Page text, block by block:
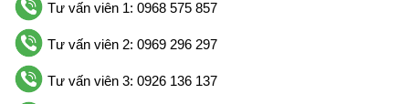
Tư vấn viên 1: 0968 575 857
Tư vấn viên 2: 0969 296 297
Tư vấn viên 3: 0926 136 137